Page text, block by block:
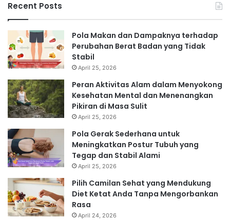
Recent Posts
Pola Makan dan Dampaknya terhadap
Perubahan Berat Badan yang Tidak
Stabil
April 25, 2026
Peran Aktivitas Alam dalam Menyokong
Kesehatan Mental dan Menenangkan
Pikiran di Masa Sulit
April 25, 2026
Pola Gerak Sederhana untuk
Meningkatkan Postur Tubuh yang
Tegap dan Stabil Alami
April 25, 2026
Pilih Camilan Sehat yang Mendukung
Diet Ketat Anda Tanpa Mengorbankan
Rasa
April 24, 2026